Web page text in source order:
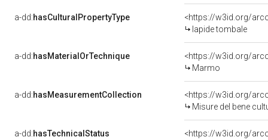
a-dd:hasCulturalPropertyType
<https://w3id.org/
lapide tombale
a-dd:hasMaterialOrTechnique
<https://w3id.org/
Marmo
a-dd:hasMeasurementCollection
<https://w3id.org/
Misure del bene
a-dd:hasTechnicalStatus
<https://w3id.org/